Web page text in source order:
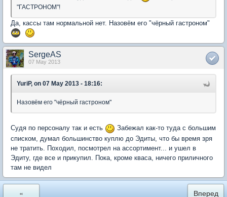
"ГАСТРОНОМ"!
Да, кассы там нормальной нет. Назовём его "чёрный гастроном"
SergeAS
07 May 2013
YuriP, on 07 May 2013 - 18:16:
Назовём его "чёрный гастроном"
Судя по персоналу так и есть
Забежал как-то туда с большим
списком, думал большинство куплю до Эдиты, что бы время зря
не тратить. Походил, посмотрел на ассортимент... и ушел в
Эдиту, где все и прикупил. Пока, кроме кваса, ничего приличного
там не видел
«
Вперед